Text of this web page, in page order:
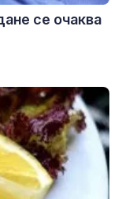
се очаква